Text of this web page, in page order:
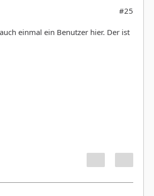
#25
einmal ein Benutzer hier. Der ist